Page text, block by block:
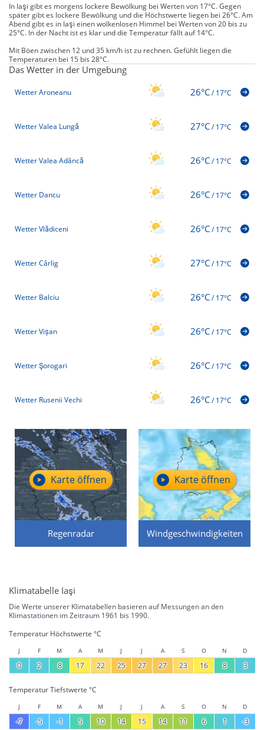
In Iaşi gibt es morgens lockere Bewölkung bei Werten von 17°C. Gegen
später gibt es lockere Bewölkung und die Höchstwerte liegen bei 26°C. Am
Abend gibt es in Iaşi einen wolkenlosen Himmel bei Werten von 20 bis zu
25°C. In der Nacht ist es klar und die Temperatur fällt auf 14°C.
Mit Böen zwischen 12 und 35 km/h ist zu rechnen. Gefühlt liegen die
Temperaturen bei 15 bis 28°C.
Das Wetter in der Umgebung
Wetter Aroneanu 26°C/17°C
Wetter Valea Lungă 27°C/17°C
Wetter Valea Adâncă 26°C/17°C
Wetter Dancu 26°C/17°C
Wetter Vlădiceni 26°C/17°C
Wetter Cârlig 27°C/17°C
Wetter Balciu 26°C/17°C
Wetter Vișan 26°C/17°C
Wetter Şorogari 26°C/17°C
Wetter Rusenii Vechi 26°C/17°C
Regenradar
Karte öffnen
Windgeschwindigkeiten
Karte öffnen
Klimatabelle Iaşi
Die Werte unserer Klimatabellen basieren auf Messungen an den
Klimastationen im Zeitraum 1961 bis 1990.
Temperatur Höchstwerte °C
J F M A M J J A S O N D
0 2 8 17 22 25 27 27 23 16 8 3
Temperatur Tiefstwerte °C
J F M A M J J A S O N D
-7 -5 -1 5 10 14 15 14 11 6 1 -3